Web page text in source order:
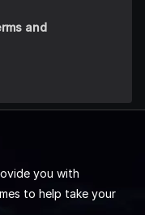
and
you with
to help take your